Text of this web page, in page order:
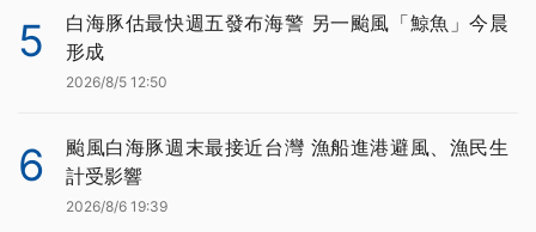
5
白海豚估最快週五發布海警 另一颱風「鯨魚」今晨
形成
2026/8/5 12:50
6
颱風白海豚週末最接近台灣 漁船進港避風、漁民生
計受影響
2026/8/6 19:39